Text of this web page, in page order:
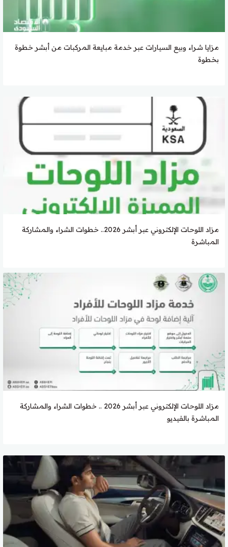
مزايا شراء وبيع السيارات عبر خدمة مبايعة المركبات من أبشر خطوة
بخطوة
مزاد اللوحات الإلكتروني عبر أبشر 2026.. خطوات الشراء والمشاركة
المباشرة
مزاد اللوحات الإلكتروني عبر أبشر 2026 .. خطوات الشراء والمشاركة
المباشرة بالفيديو